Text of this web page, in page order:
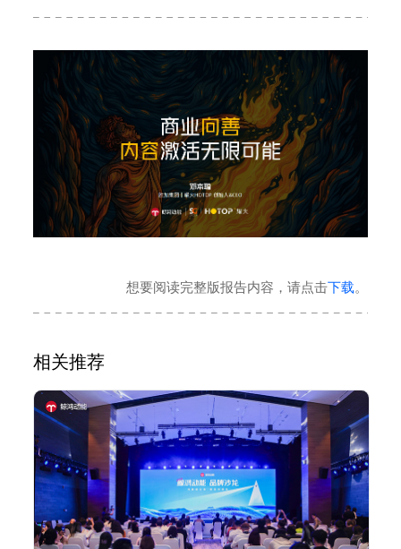
。
下载
想要阅读完整版报告内容，请点击
相关推荐